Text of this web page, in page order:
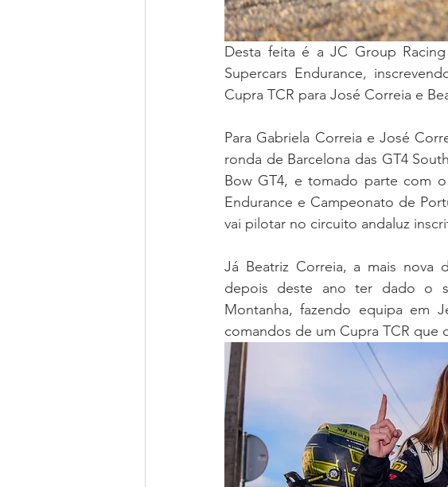
Desta feita é a JC Group
Supercars Endurance,
Cupra TCR para José Correia e
Para Gabriela Correia e José
ronda de Barcelona das GT4
Bow GT4, e tomado parte com
Endurance e Campeonato de
vai pilotar no circuito andaluz
Já Beatriz Correia, a mais nova
depois deste ano ter dado o
Montanha, fazendo equipa em
comandos de um Cupra TCR que